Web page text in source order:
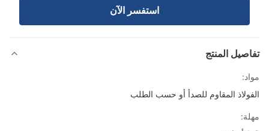
استفسر الآن
المنتج
المقاوم للصدأ أو حسب الطلب